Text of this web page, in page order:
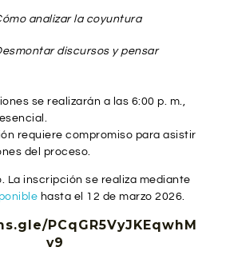
analizar la coyuntura
discursos y pensar
se realizarán a las 6:00 p. m.,
requiere compromiso para asistir
del proceso.
La inscripción se realiza mediante
hasta el 12 de marzo 2026.
PCqGR5VyJKEqwhM
v9